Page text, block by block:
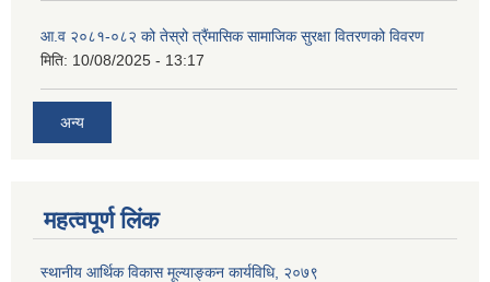
आ.व २०८१-०८२ को तेस्रो त्रैंमासिक सामाजिक सुरक्षा वितरणको विवरण
मिति: 10/08/2025 - 13:17
अन्य
महत्वपूर्ण लिंक
स्थानीय आर्थिक विकास मूल्याङ्कन कार्यविधि, २०७९